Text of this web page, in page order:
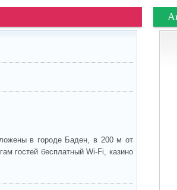
в городе Баден, в 200 м от
гостей бесплатный Wi-Fi, казино